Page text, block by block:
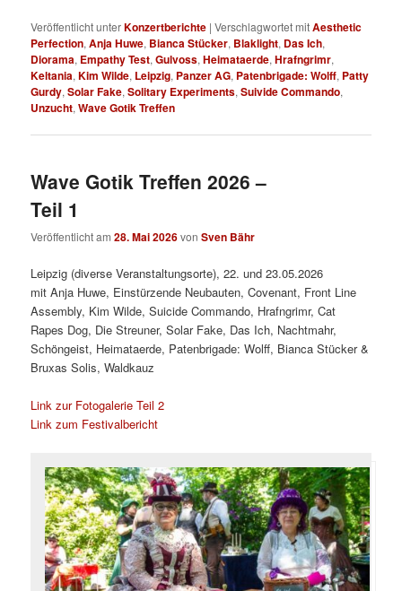
Veröffentlicht unterKonzertberichte |Verschlagwortet mitAesthetic
Perfection,Anja Huwe, Bianca Stücker, Blaklight, Das Ich,
Diorama, Empathy Test,Gulvoss,Heimataerde,Hrafngrimr,
Keltania,Kim Wilde, Leipzig, Panzer AG, Patenbrigade: Wolff, Patty
Gurdy,Solar Fake,Solitary Experiments,Suivide Commando,
Unzucht,Wave Gotik Treffen
Wave Gotik Treffen 2026 –
Teil 1
Veröffentlicht am28. Mai 2026vonSven Bähr
Leipzig (diverse Veranstaltungsorte), 22. und 23.05.2026
mit Anja Huwe, Einstürzende Neubauten, Covenant, Front Line
Assembly, Kim Wilde, Suicide Commando, Hrafngrimr, Cat
Rapes Dog, Die Streuner, Solar Fake, Das Ich, Nachtmahr,
Schöngeist, Heimataerde, Patenbrigade: Wolff, Bianca Stücker &
Bruxas Solis, Waldkauz
Link zur Fotogalerie Teil 2
Link zum Festivalbericht